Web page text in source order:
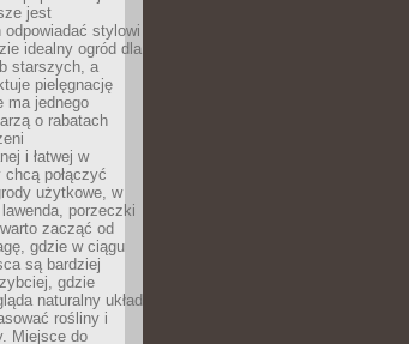
jest
stylowi
idealny ogród dla
starszych, a
pielęgnację
ma jednego
o rabatach
i łatwej w
połączyć
użytkowe, w
porzeczki
zacząć od
gdzie w ciągu
są bardziej
gdzie
naturalny układ
rośliny i
Miejsce do